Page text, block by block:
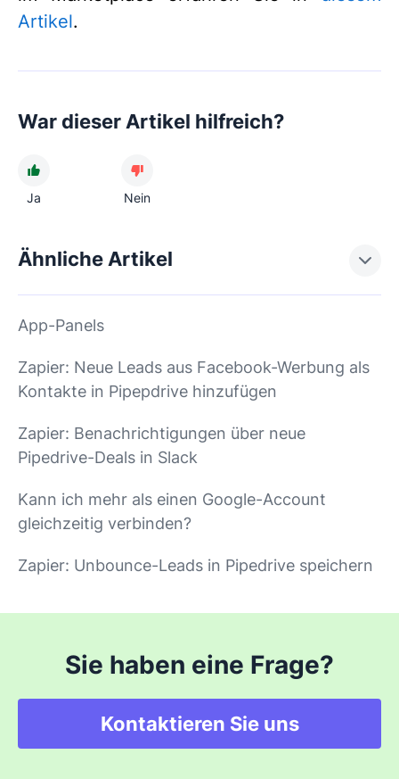
Artikel.
War dieser Artikel hilfreich?
Ja Nein
Ähnliche Artikel
App-Panels
Zapier: Neue Leads aus Facebook-Werbung als
Kontakte in Pipepdrive hinzufügen
Zapier: Benachrichtigungen über neue
Pipedrive-Deals in Slack
Kann ich mehr als einen Google-Account
gleichzeitig verbinden?
Zapier: Unbounce-Leads in Pipedrive speichern
Sie haben eine Frage?
Kontaktieren Sie uns